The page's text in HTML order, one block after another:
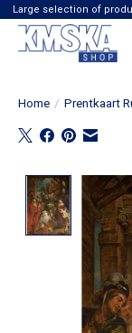
Large selection of
Home / Prentkaart